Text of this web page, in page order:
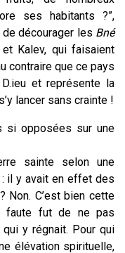
ses habitants ?”,
décourager les Bné
et Kalev, qui faisaient
contraire que ce pays
et représente la
lancer sans crainte !
si opposées sur une
sainte selon une
il y avait en effet des
Non. C’est bien cette
faute fut de ne pas
y régnait. Pour qui
élévation spirituelle,